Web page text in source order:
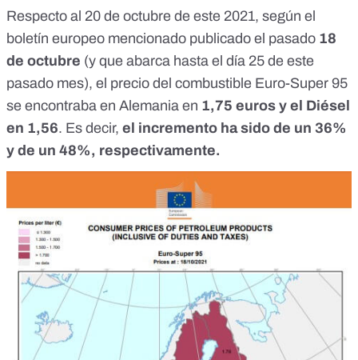
Respecto al 20 de octubre de este 2021, según el
boletín europeo mencionado publicado el pasado 18
de octubre (y que abarca hasta el día 25 de este
pasado mes), el precio del combustible Euro-Super 95
se encontraba en Alemania en 1,75 euros y el Diésel
en 1,56. Es decir, el incremento ha sido de un 36%
y de un 48%, respectivamente.